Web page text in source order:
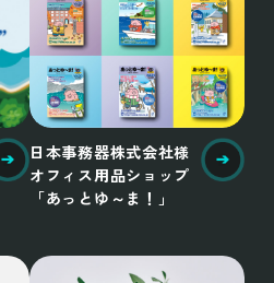
日本事務器株式会社様
オフィス用品ショップ
「あっとゆ～ま！」